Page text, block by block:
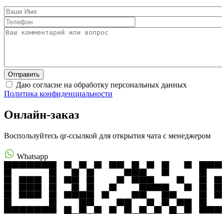
Даю согласие на обработку персональных данных
Политика конфиденциальности
Онлайн-заказ
Воспользуйтесь qr-ссылкой для открытия чата с менеджером
Whatsapp